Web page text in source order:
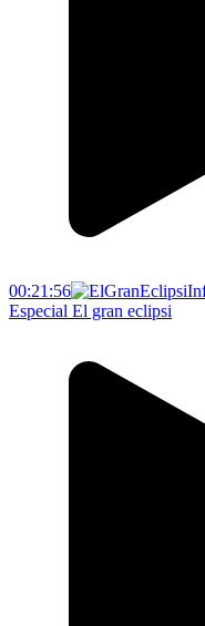
00:21:56
Especial El gran eclipsi